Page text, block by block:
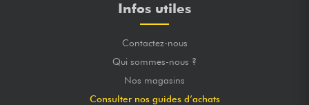
Infos utiles
Contactez-nous
Qui sommes-nous ?
Nos magasins
Consulter nos guides d’achats